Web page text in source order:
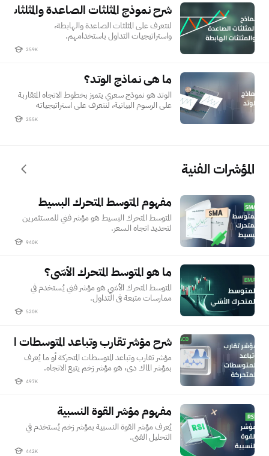
شرح نموذج المثلثات الصاعدة والمثلثات الهابطة في الرسوم البيانيةشرح نموذج المثلثات الصاعدة والمثلثات
لنتعرف على المثلثات الصاعدة والهابطة،
واستراتيجيات التداول باستخدامهم.
259K
ما هي نماذج الوتد؟ ما هي نماذج الوتد؟
الوتد هو نموذج سعري يتميز بخطوط الاتجاه المتقاربة
على الرسوم البيانية، لنتعرف على استراتيجياته
255K
المؤشرات الفنية
مفهوم المتوسط المتحرك البسيط مفهوم المتوسط المتحرك البسيط
المتوسط المتحرك البسيط هو مؤشر فني للمستثمرين
لتحديد اتجاه السعر.
940K
ما هو المتوسط المتحرك الأسّي؟ ما هو المتوسط المتحرك الأسّي؟
المتوسط المتحرك الأسّي هو مؤشر فني يُستخدم في
ممارسات متبعة في التداول.
520K
شرح مؤشر تقارب وتباعد المتوسطات المتحركة (ماك دي)شرح مؤشر تقارب وتباعد المتوسطات
مؤشر تقارب وتباعد المتوسطات المتحركة أو ما يُعرف
بمؤشر الماك دي، هو مؤشر زخم يتبع الاتجاه.
497K
مفهوم مؤشر القوة النسبية مفهوم مؤشر القوة النسبية
يُعرف مؤشر القوة النسبية بمؤشر زخم يُستخدم في
التحليل الفني.
442K